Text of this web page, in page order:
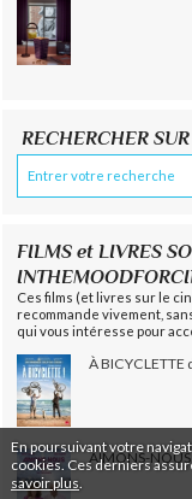
En poursuivant votre
cookies. Ces derniers
savoir plus
RECHERCHER
FILMS et LIVRES
Ces films (et livres sur le
recommande vivement,
qui vous intéresse pour
À
AIMONS-